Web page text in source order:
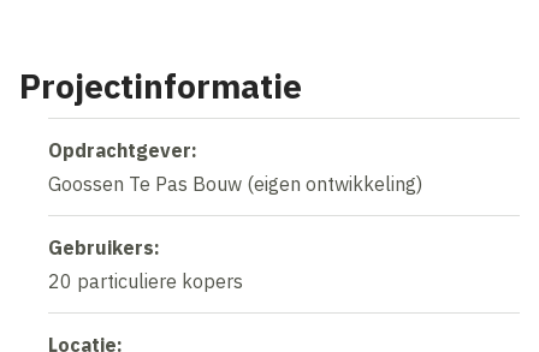
Projectinformatie
Opdrachtgever:
Goossen Te Pas Bouw (eigen ontwikkeling)
Gebruikers:
20 particuliere kopers
Locatie: